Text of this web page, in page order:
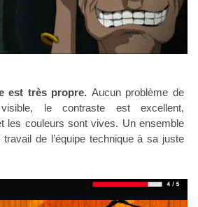
est très propre. Aucun problème de
visible, le contraste est excellent,
les couleurs sont vives. Un ensemble
de l’équipe technique à sa juste